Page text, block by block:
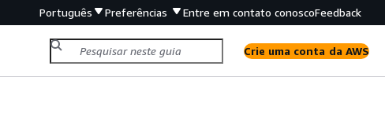
Português Preferências Entre em contato conoscoFeedback
Crie uma conta da AWS